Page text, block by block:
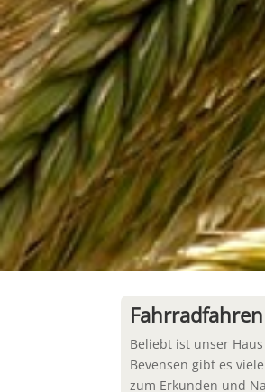
Fahrradfahren
Beliebt ist unser
Bevensen gibt es
zum Erkunden und